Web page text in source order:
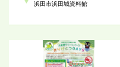
浜田市浜田城資料館